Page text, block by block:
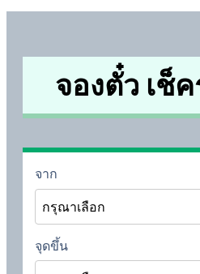
จองตั๋ว เช็